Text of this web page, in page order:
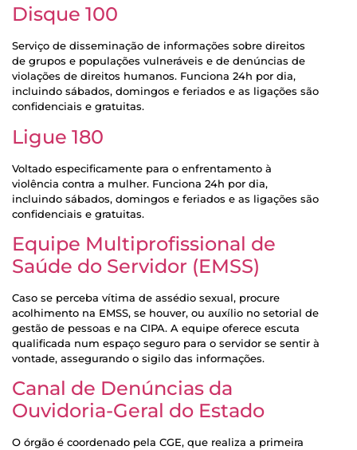
Disque 100
Serviço de disseminação de informações sobre direitos
de grupos e populações vulneráveis e de denúncias de
violações de direitos humanos. Funciona 24h por dia,
incluindo sábados, domingos e feriados e as ligações são
confidenciais e gratuitas.
Ligue 180
Voltado especificamente para o enfrentamento à
violência contra a mulher. Funciona 24h por dia,
incluindo sábados, domingos e feriados e as ligações são
confidenciais e gratuitas.
Equipe Multiprofissional de
Saúde do Servidor (EMSS)
Caso se perceba vítima de assédio sexual, procure
acolhimento na EMSS, se houver, ou auxílio no setorial de
gestão de pessoas e na CIPA. A equipe oferece escuta
qualificada num espaço seguro para o servidor se sentir à
vontade, assegurando o sigilo das informações.
Canal de Denúncias da
Ouvidoria-Geral do Estado
O órgão é coordenado pela CGE, que realiza a primeira